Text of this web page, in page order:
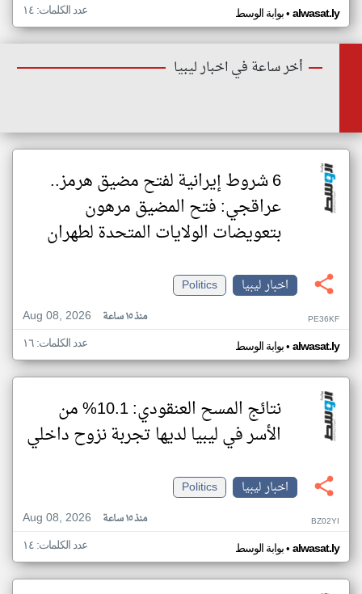
بوابة الوسط• alwasat.ly عدد الكلمات: ١٤
أخر ساعة في اخبار ليبيا
6 شروط إيرانية لفتح مضيق هرمز..
عراقجي: فتح المضيق مرهون
بتعويضات الولايات المتحدة لطهران
اخبار ليبيا
Politics
Aug 08, 2026
منذ ١٥ ساعة PE36KF
بوابة الوسط• alwasat.ly عدد الكلمات: ١٦
نتائج المسح العنقودي: 10.1% من
الأسر في ليبيا لديها تجربة نزوح داخلي
اخبار ليبيا
Politics
Aug 08, 2026
منذ ١٥ ساعة BZ02YI
بوابة الوسط• alwasat.ly عدد الكلمات: ١٤